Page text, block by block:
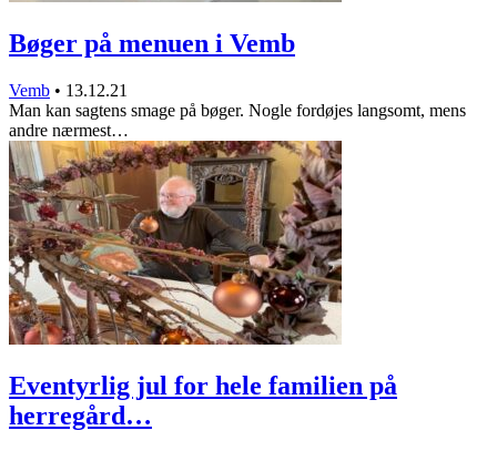
Bøger på menuen i Vemb
Vemb • 13.12.21
Man kan sagtens smage på bøger. Nogle fordøjes langsomt, mens
andre nærmest…
Eventyrlig jul for hele familien på
herregård…